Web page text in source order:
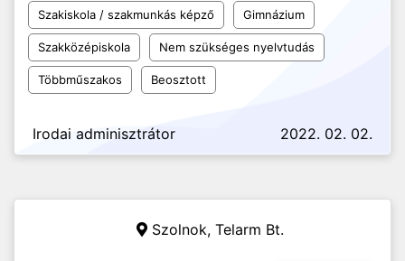
Szakiskola / szakmunkás képző Gimnázium
Szakközépiskola Nem szükséges nyelvtudás
Többműszakos Beosztott
Irodai adminisztrátor 2022. 02. 02.
Szolnok, Telarm Bt.